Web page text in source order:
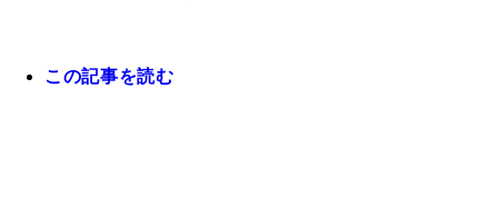
この記事を読む